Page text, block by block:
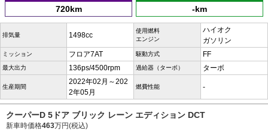
720km -km
排気量 1498cc
使用燃料
エンジン
ハイオク
ガソリン
ミッション フロア7AT 駆動方式 FF
最大出力 136ps/4500rpm 過給器（ターボ） ターボ
生産期間
2022年02月～202
2年05月
燃費性能 -
クーパーD 5ドア ブリック レーン エディション DCT
新車時価格463万円(税込)